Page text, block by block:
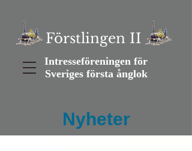
Förstlingen II
Intresseföreningen för
Sveriges första ånglok
Nyheter